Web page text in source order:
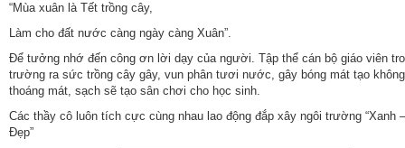
“Mùa xuân là Tết trồng cây,
Làm cho đất nước càng ngày càng Xuân”.
Để tưởng nhớ đến công ơn lời dạy của người. Tập thể cán bộ giáo viên
trường ra sức trồng cây gây, vun phân tươi nước, gây bóng mát tạo
thoáng mát, sạch sẽ tạo sân chơi cho học sinh.
Các thầy cô luôn tích cực cùng nhau lao động đắp xây ngôi trường “Xanh
Đẹp”